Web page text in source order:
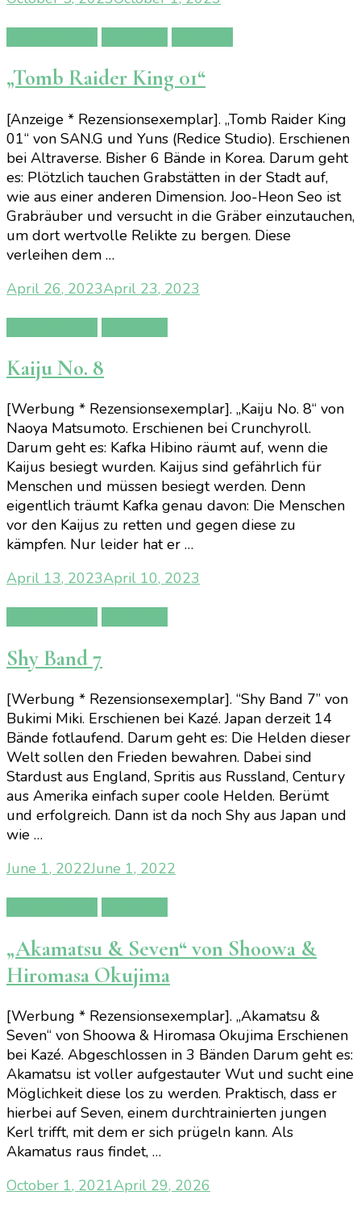
„Tomb Raider King 01“
[Anzeige * Rezensionsexemplar]. „Tomb Raider King
01“ von SAN.G und Yuns (Redice Studio). Erschienen
bei Altraverse. Bisher 6 Bände in Korea. Darum geht
es: Plötzlich tauchen Grabstätten in der Stadt auf,
wie aus einer anderen Dimension. Joo-Heon Seo ist
Grabräuber und versucht in die Gräber einzutauchen,
um dort wertvolle Relikte zu bergen. Diese
verleihen dem …
April 26, 2023April 23, 2023
Kaiju No. 8
[Werbung * Rezensionsexemplar]. „Kaiju No. 8“ von
Naoya Matsumoto. Erschienen bei Crunchyroll.
Darum geht es: Kafka Hibino räumt auf, wenn die
Kaijus besiegt wurden. Kaijus sind gefährlich für
Menschen und müssen besiegt werden. Denn
eigentlich träumt Kafka genau davon: Die Menschen
vor den Kaijus zu retten und gegen diese zu
kämpfen. Nur leider hat er …
April 13, 2023April 10, 2023
Shy Band 7
[Werbung * Rezensionsexemplar]. “Shy Band 7” von
Bukimi Miki. Erschienen bei Kazé. Japan derzeit 14
Bände fotlaufend. Darum geht es: Die Helden dieser
Welt sollen den Frieden bewahren. Dabei sind
Stardust aus England, Spritis aus Russland, Century
aus Amerika einfach super coole Helden. Berümt
und erfolgreich. Dann ist da noch Shy aus Japan und
wie …
June 1, 2022June 1, 2022
„Akamatsu & Seven“ von Shoowa &
Hiromasa Okujima
[Werbung * Rezensionsexemplar]. „Akamatsu &
Seven“ von Shoowa & Hiromasa Okujima Erschienen
bei Kazé. Abgeschlossen in 3 Bänden Darum geht es:
Akamatsu ist voller aufgestauter Wut und sucht eine
Möglichkeit diese los zu werden. Praktisch, dass er
hierbei auf Seven, einem durchtrainierten jungen
Kerl trifft, mit dem er sich prügeln kann. Als
Akamatus raus findet, …
October 1, 2021April 29, 2026